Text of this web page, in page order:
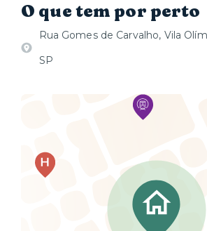
O que tem por perto
Rua Gomes de Carvalho, Vila
SP